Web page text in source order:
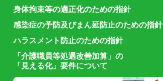
身体拘束等の適正化のための指針
感染症の予防及びまん延防止のための指針
ハラスメント防止のための指針
「介護職員等処遇改善加算」の
「見える化」要件について